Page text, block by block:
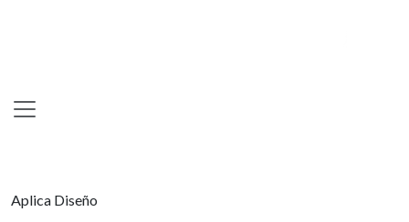
Aplica Diseño